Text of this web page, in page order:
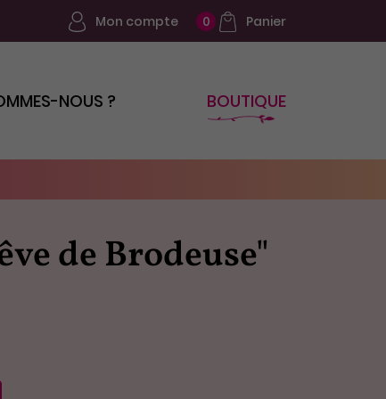
Mon compte 0 Panier
NOUS ? BOUTIQUE
de Brodeuse"